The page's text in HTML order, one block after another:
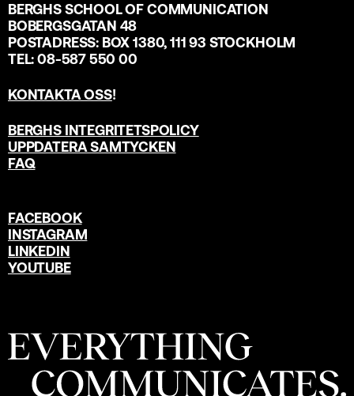
BERGHS SCHOOL OF COMMUNICATION
BOBERGSGATAN 48
POSTADRESS: BOX 1380, 111 93 STOCKHOLM
TEL: 08-587 550 00
KONTAKTA OSS!
BERGHS INTEGRITETSPOLICY
UPPDATERA SAMTYCKEN
FAQ
FACEBOOK
INSTAGRAM
LINKEDIN
YOUTUBE